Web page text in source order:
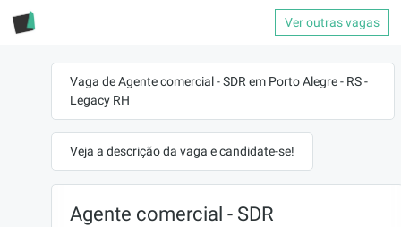
Ver outras vagas
Vaga de Agente comercial - SDR em Porto Alegre - RS -
Legacy RH
Veja a descrição da vaga e candidate-se!
Agente comercial - SDR